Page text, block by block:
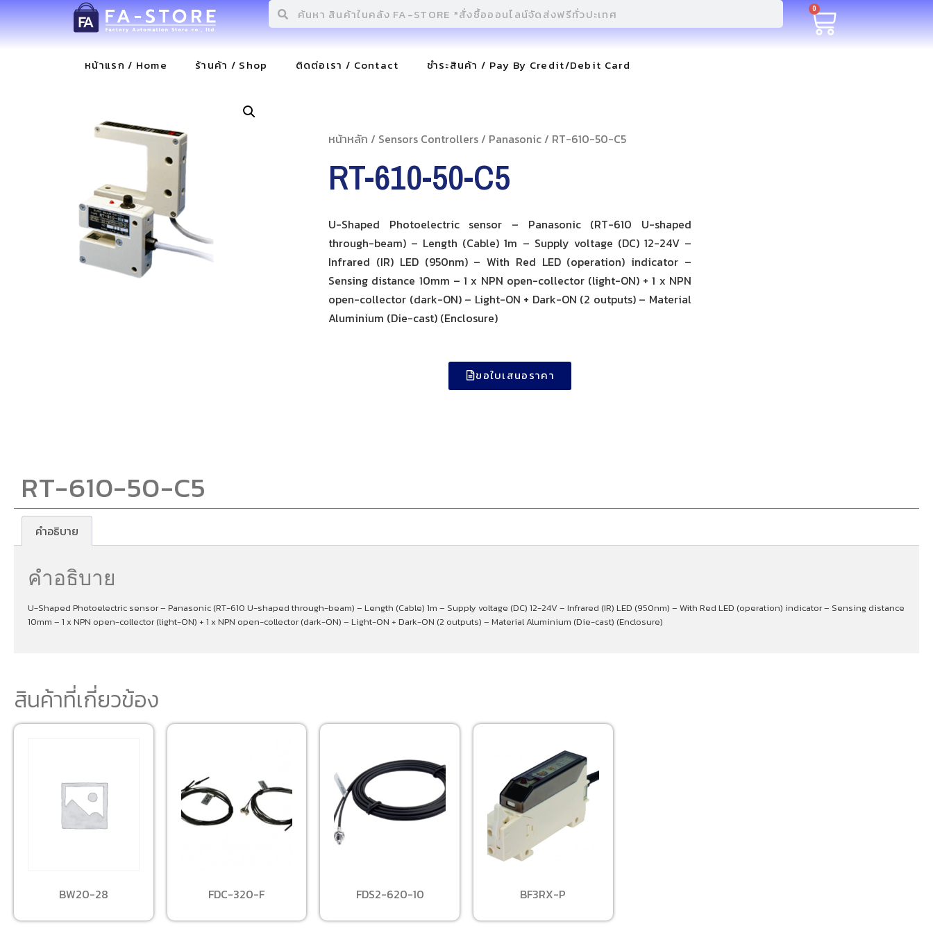
0
หน้าแรก / Home ร้านค้า / Shop ติดต่อเรา / Contact ชำระสินค้า / Pay By Credit/Debit Card
หน้าหลัก / Sensors Controllers / Panasonic / RT-610-50-C5
RT-610-50-C5
U-Shaped Photoelectric sensor – Panasonic (RT-610 U-shaped
through-beam) – Length (Cable) 1m – Supply voltage (DC) 12-24V –
Infrared (IR) LED (950nm) – With Red LED (operation) indicator –
Sensing distance 10mm – 1 x NPN open-collector (light-ON) + 1 x NPN
open-collector (dark-ON) – Light-ON + Dark-ON (2 outputs) – Material
Aluminium (Die-cast) (Enclosure)
ขอใบเสนอราคา
RT-610-50-C5
คำอธิบาย
คำอธิบาย
U-Shaped Photoelectric sensor – Panasonic (RT-610 U-shaped through-beam) – Length (Cable) 1m – Supply voltage (DC) 12-24V – Infrared (IR) LED (950nm) – With Red LED (operation) indicator – Sensing distance
10mm – 1 x NPN open-collector (light-ON) + 1 x NPN open-collector (dark-ON) – Light-ON + Dark-ON (2 outputs) – Material Aluminium (Die-cast) (Enclosure)
สินค้าที่เกี่ยวข้อง
BW20-28 FDC-320-F FDS2-620-10 BF3RX-P